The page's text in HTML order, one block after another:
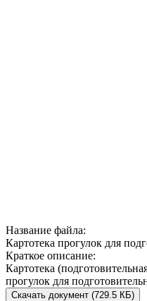
Название файла:
Картотека прогулок для
Краткое описание:
Картотека
прогулок для
Скачать документ (729.5 КБ)